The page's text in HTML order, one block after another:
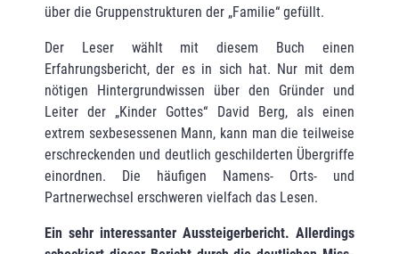
über die Gruppenstrukturen der „Familie“ gefüllt.
Der Leser wählt mit diesem Buch einen
Erfahrungsbericht, der es in sich hat. Nur mit dem
nötigen Hintergrundwissen über den Gründer und
Leiter der „Kinder Gottes“ David Berg, als einen
extrem sexbesessenen Mann, kann man die teilweise
erschreckenden und deutlich geschilderten Übergriffe
einordnen. Die häufigen Namens- Orts- und
Partnerwechsel erschweren vielfach das Lesen.
Ein sehr interessanter Aussteigerbericht. Allerdings